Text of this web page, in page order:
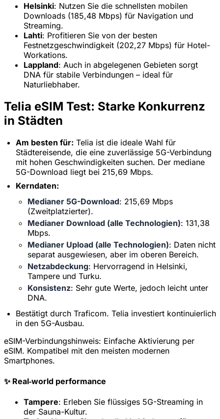
Helsinki: Nutzen Sie die schnellsten mobilen
Downloads (185,48 Mbps) für Navigation und
Streaming.
Lahti: Profitieren Sie von der besten
Festnetzgeschwindigkeit (202,27 Mbps) für Hotel-
Workations.
Lappland: Auch in abgelegenen Gebieten sorgt
DNA für stabile Verbindungen – ideal für
Naturliebhaber.
Telia eSIM Test: Starke Konkurrenz
in Städten
Am besten für: Telia ist die ideale Wahl für
Städtereisende, die eine zuverlässige 5G-Verbindung
mit hohen Geschwindigkeiten suchen. Der mediane
5G-Download liegt bei 215,69 Mbps.
Kerndaten:
Medianer 5G-Download: 215,69 Mbps
(Zweitplatzierter).
Medianer Download (alle Technologien): 131,38
Mbps.
Medianer Upload (alle Technologien): Daten nicht
separat ausgewiesen, aber im oberen Bereich.
Netzabdeckung: Hervorragend in Helsinki,
Tampere und Turku.
Konsistenz: Sehr gute Werte, jedoch leicht unter
DNA.
Bestätigt durch Traficom. Telia investiert kontinuierlich
in den 5G-Ausbau.
eSIM-Verbindungshinweis: Einfache Aktivierung per
eSIM. Kompatibel mit den meisten modernen
Smartphones.
✨ Real‑world performance
Tampere: Erleben Sie flüssiges 5G-Streaming in
der Sauna-Kultur.